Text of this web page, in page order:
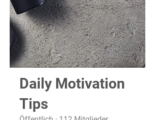
Daily Motivation
Tips